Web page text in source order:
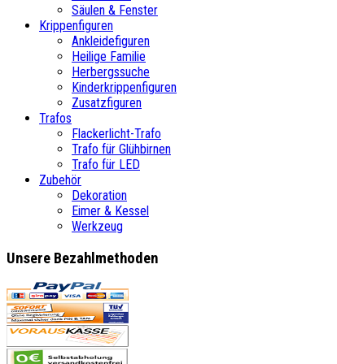
Säulen & Fenster
Krippenfiguren
Ankleidefiguren
Heilige Familie
Herbergssuche
Kinderkrippenfiguren
Zusatzfiguren
Trafos
Flackerlicht-Trafo
Trafo für Glühbirnen
Trafo für LED
Zubehör
Dekoration
Eimer & Kessel
Werkzeug
Unsere Bezahlmethoden